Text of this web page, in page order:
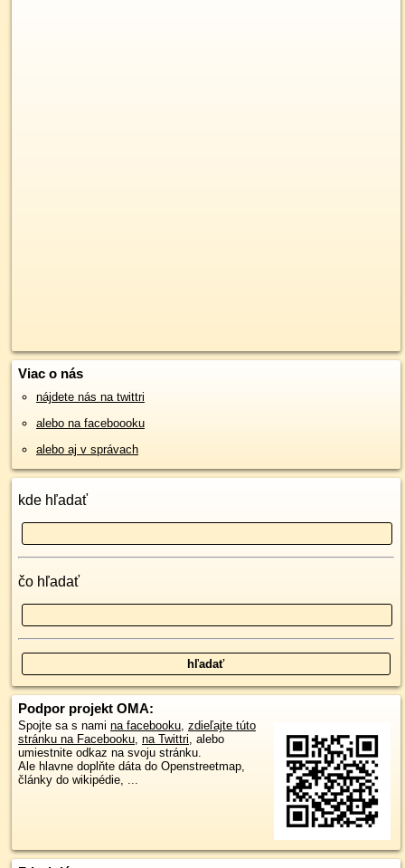
Viac o nás
nájdete nás na twittri
alebo na faceboooku
alebo aj v správach
kde hľadať
čo hľadať
Podpor projekt OMA:
Spojte sa s nami na facebooku, zdieľajte túto
stránku na Facebooku, na Twittri, alebo
umiestnite odkaz na svoju stránku.
Ale hlavne doplňte dáta do Openstreetmap,
články do wikipédie, ...